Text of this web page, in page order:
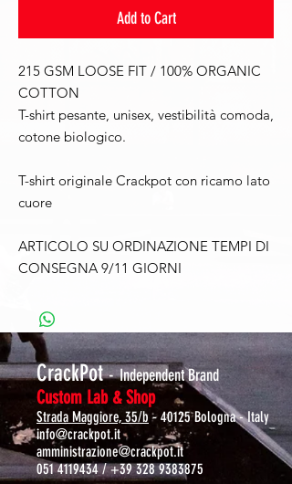
Add to Cart
215 GSM LOOSE FIT / 100% ORGANIC
COTTON
T-shirt pesante, unisex, vestibilità comoda,
cotone biologico.
T-shirt originale Crackpot con ricamo lato
cuore
ARTICOLO SU ORDINAZIONE TEMPI DI
CONSEGNA 9/11 GIORNI
CrackPot- Independent Brand
Custom Lab & Shop
Strada Maggiore, 35/b - 40125 Bologna - Italy
info@crackpot.it
amministrazione@crackpot.it
051 4119434/+39 328 9383875